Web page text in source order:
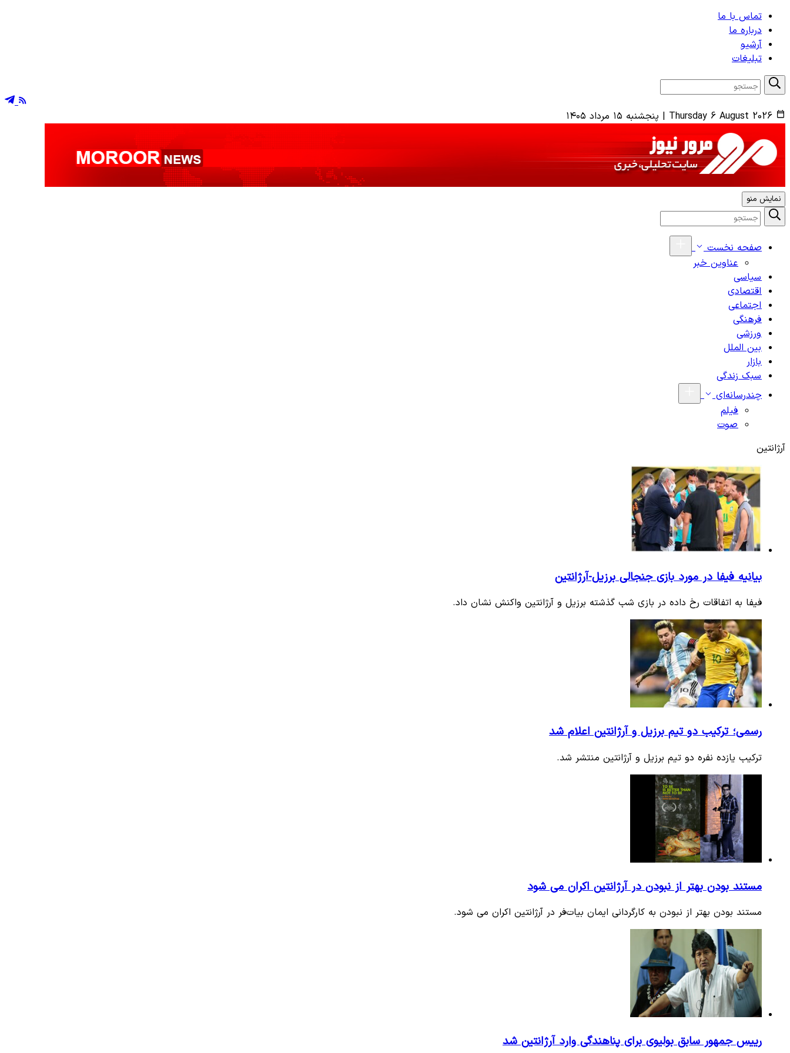
تماس با ما
درباره ما
آرشیو
تبلیغات
Thursday 6 August 2026
| پنجشنبه ۱۵ مرداد ۱۴۰۵
نمایش منو
صفحه نخست
عناوین خبر
سیاسی
اقتصادی
اجتماعی
فرهنگی
ورزشی
بین الملل
بازار
سبک زندگی
چندرسانه‌ای
فیلم
صوت
آرژانتین
بیانیه فیفا در مورد بازی جنجالی برزیل-آرژانتین
فیفا به اتفاقات رخ داده در بازی شب گذشته برزیل و آرژانتین واکنش نشان داد.
رسمی؛ ترکیب دو تیم برزیل و آرژانتین اعلام شد
ترکیب یازده نفره دو تیم برزیل و آرژانتین منتشر شد.
مستند بودن بهتر از نبودن در آرژانتین اکران می شود
مستند بودن بهتر از نبودن به کارگردانی ایمان بیات‌فر در آرژانتین اکران می شود.
رییس جمهور سابق بولیوی برای پناهندگی وارد آرژانتین شد